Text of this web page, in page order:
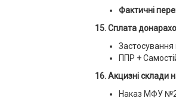
Фактичні
15. Сплата
Застосування
ППР +
16. Акцизні склади
Наказ МФУ